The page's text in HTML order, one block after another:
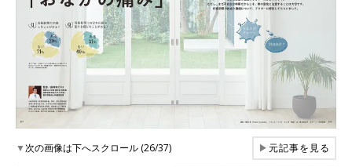
▼次の画像は下へスクロール (26/37) ▶元記事を見る